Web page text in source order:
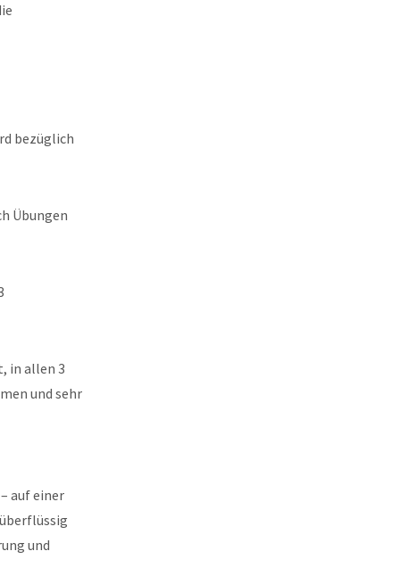
bezüglich
Übungen
in allen 3
und sehr
auf einer
und